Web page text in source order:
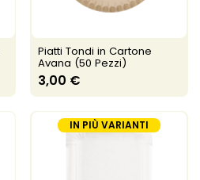
Piatti Tondi in Cartone
Avana (50 Pezzi)
3,00 €
IN PIÙ VARIANTI